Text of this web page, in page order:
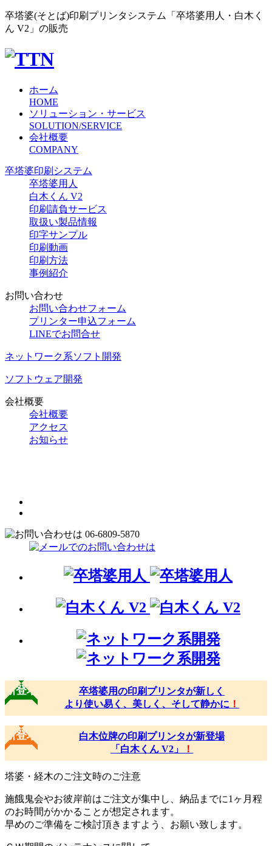
卒塔婆(そとば)印刷プリンタシステム「卒塔婆用人・白木く
ん V2」の販売
ホーム
HOME
ソリューション・サービス
SOLUTION/SERVICE
会社概要
COMPANY
卒塔婆印刷システム
卒塔婆用人
白木くん V2
印刷請負サービス
取扱い製品情報
印字サンプル
印刷動画
印刷方法
事例紹介
お問い合わせ
お問い合わせフォーム
プリンター申込フォーム
LINEでお問合せ
ネットワーク系ソフト開発
ソフトウェア開発
会社概要
会社概要
アクセス
お知らせ
新登場
卒塔婆用の印刷プリンタが新しく
より使い易く、美しく、そして静かに ！
新登場
白木位牌の印刷プリンタが新登場
「白木くん V2」
！
塔婆・経木のご注文時のご注意
施餓鬼会やお彼岸前はご注文が集中し、納品までに1ヶ月程
のお時間がかかることが想定されます。
早めのご準備をご検討頂きますよう、お願い致します。